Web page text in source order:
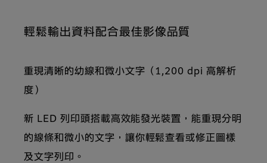
輕鬆輸出資料配合最佳影像品質
重現清晰的幼線和微小文字（1,200 dpi 高解析
度）
新 LED 列印頭搭載高效能發光裝置，能重現分明
的線條和微小的文字，讓你輕鬆查看或修正圖樣
及文字列印。